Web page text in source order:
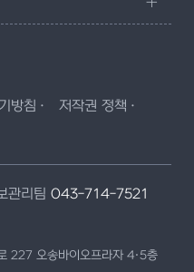
방침
저작권 정책
관리팀 043-714-7521
227 오송바이오프라자 4·5층